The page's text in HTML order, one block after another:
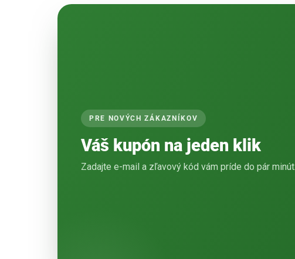
PRE NOVÝCH ZÁKAZNÍKOV
Váš kupón na jeden klik
Zadajte e-mail a zľavový kód vám príde do pár minút.